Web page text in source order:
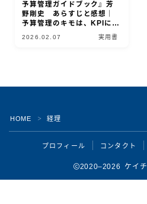
予算管理ガイドブック』芳
野剛史 あらすじと感想｜
予算管理のキモは、KPIにあ
2026.02.07 実用書
HOME ＞ 経理
プロフィール コンタクト
2020–2026 ケイチ